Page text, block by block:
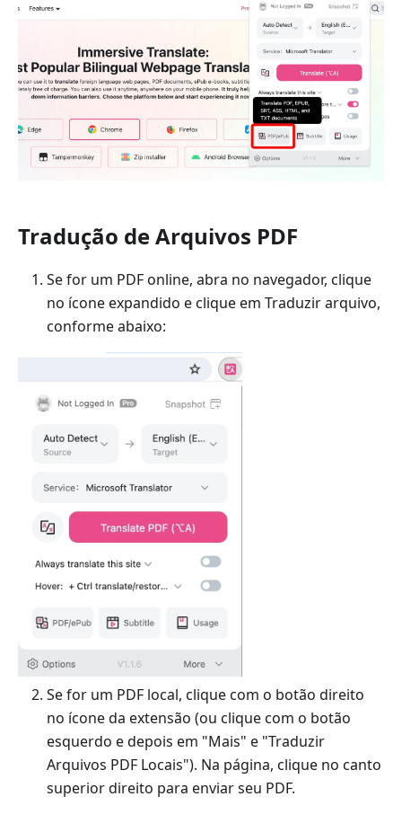
Tradução de Arquivos PDF
Se for um PDF online, abra no navegador, clique
no ícone expandido e clique em Traduzir arquivo,
conforme abaixo:
Se for um PDF local, clique com o botão direito
no ícone da extensão (ou clique com o botão
esquerdo e depois em "Mais" e "Traduzir
Arquivos PDF Locais"). Na página, clique no canto
superior direito para enviar seu PDF.